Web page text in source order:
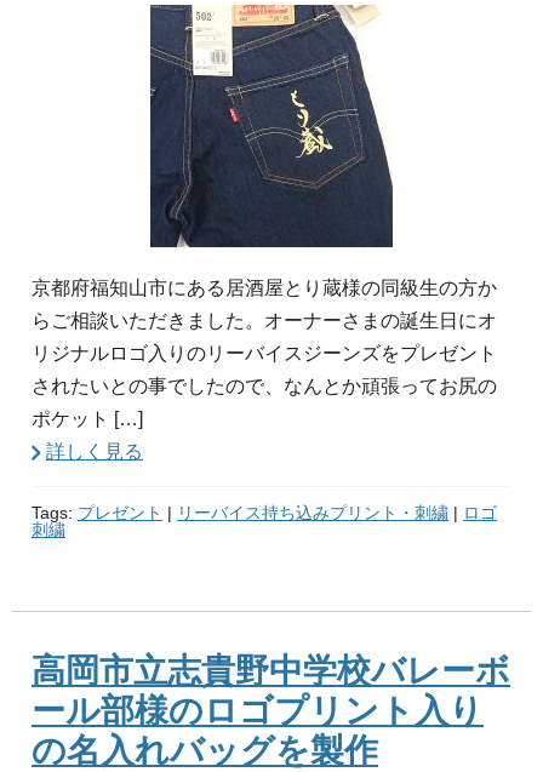
京都府福知山市にある居酒屋とり蔵様の同級生の方か
らご相談いただきました。オーナーさまの誕生日にオ
リジナルロゴ入りのリーバイスジーンズをプレゼント
されたいとの事でしたので、なんとか頑張ってお尻の
ポケット […]
詳しく見る
Tags: プレゼント | リーバイス持ち込みプリント・刺繍 | ロゴ
刺繍
高岡市立志貴野中学校バレーボ
ール部様のロゴプリント入り
の名入れバッグを製作